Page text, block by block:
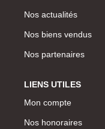
Nos actualités
Nos biens vendus
Nos partenaires
LIENS UTILES
Mon compte
Nos honoraires